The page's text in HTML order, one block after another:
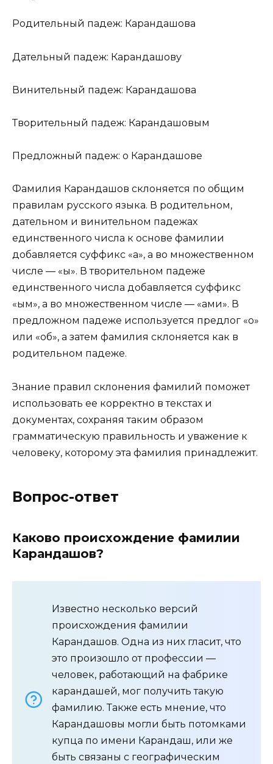
Родительный падеж: Карандашова
Дательный падеж: Карандашову
Винительный падеж: Карандашова
Творительный падеж: Карандашовым
Предложный падеж: о Карандашове
Фамилия Карандашов склоняется по общим
правилам русского языка. В родительном,
дательном и винительном падежах
единственного числа к основе фамилии
добавляется суффикс «а», а во множественном
числе — «ы». В творительном падеже
единственного числа добавляется суффикс
«ым», а во множественном числе — «ами». В
предложном падеже используется предлог «о»
или «об», а затем фамилия склоняется как в
родительном падеже.
Знание правил склонения фамилий поможет
использовать ее корректно в текстах и
документах, сохраняя таким образом
грамматическую правильность и уважение к
человеку, которому эта фамилия принадлежит.
Вопрос-ответ
Каково происхождение фамилии
Карандашов?
Известно несколько версий
происхождения фамилии
Карандашов. Одна из них гласит, что
это произошло от профессии —
человек, работающий на фабрике
карандашей, мог получить такую
фамилию. Также есть мнение, что
Карандашовы могли быть потомками
купца по имени Карандаш, или же
быть связаны с географическим